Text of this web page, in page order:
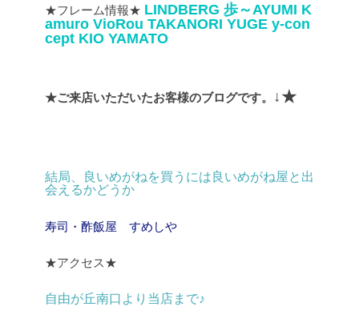
★フレーム情報★ LINDBERG 歩～AYUMI K
amuro VioRou TAKANORI YUGE y-con
cept KIO YAMATO
★ご来店いただいたお客様のブログです。 ↓★
結局、良いめがねを買うには良いめがね屋と出
会えるかどうか
寿司・酢飯屋 すめしや
★アクセス★
自由が丘南口より当店まで♪